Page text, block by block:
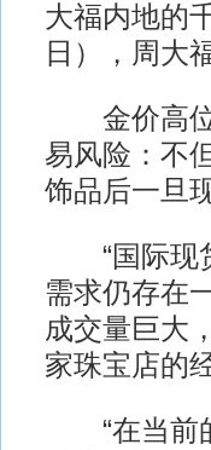
大福内地的
日），周大
金价高位
易风险：不
饰品后一旦
“国际现货
需求仍存在
成交量巨大
家珠宝店的
“在当前的